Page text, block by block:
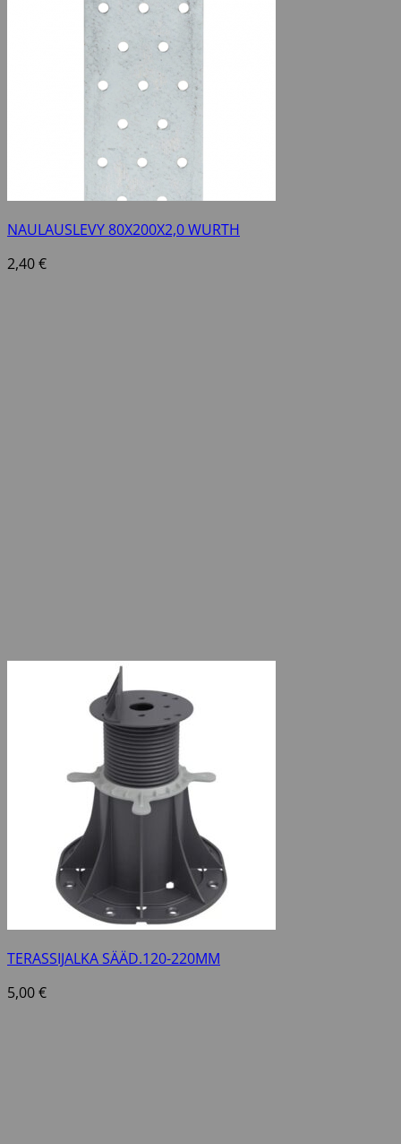
NAULAUSLEVY 80X200X2,0 WURTH
2,40€
TERASSIJALKA SÄÄD.120-220MM
5,00€